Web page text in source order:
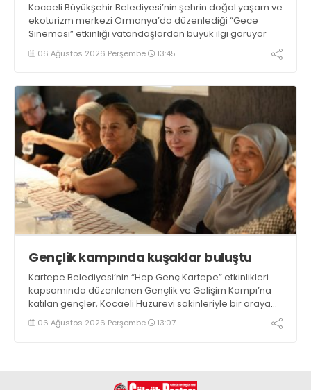
Kocaeli Büyükşehir Belediyesi’nin şehrin doğal yaşam ve
ekoturizm merkezi Ormanya’da düzenlediği “Gece
Sineması” etkinliği vatandaşlardan büyük ilgi görüyor
06 Ağustos 2026 Perşembe 13:45
Gençlik kampında kuşaklar buluştu
Kartepe Belediyesi’nin “Hep Genç Kartepe” etkinlikleri
kapsamında düzenlenen Gençlik ve Gelişim Kampı’na
katılan gençler, Kocaeli Huzurevi sakinleriyle bir araya
geldi06 Ağustos 2026 Perşembe 13:07